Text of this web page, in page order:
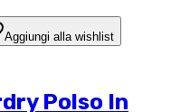
Aggiungi alla wishlist
Polso In